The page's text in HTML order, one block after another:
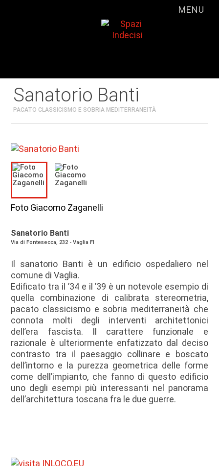
MENU
Sanatorio Banti
PACATO CLASSICISMO E SOBRIA MEDITERRANEITÀ
Foto Giacomo Zaganelli
Sanatorio Banti
Via di Fontesecca, 232 - Vaglia FI
Il sanatorio Banti è un edificio ospedaliero nel
comune di Vaglia.
Edificato tra il ’34 e il ’39 è un notevole esempio di
quella combinazione di calibrata stereometria,
pacato classicismo e sobria mediterraneità che
connota molti degli interventi architettonici
dell’era fascista. Il carattere funzionale e
razionale è ulteriormente enfatizzato dal deciso
contrasto tra il paesaggio collinare e boscato
dell’intorno e la purezza geometrica delle forme
come dell’impianto, che fanno di questo edificio
uno degli esempi più interessanti nel panorama
dell’architettura toscana fra le due guerre.